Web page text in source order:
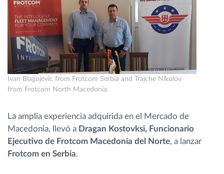
Descubrir todas las características
¿Cómo podemos ayudar en el control de la
actividad de su flota?
Ivan Blagojevic from Frotcom Serbia and Trajche Nikolov
from Frotcom North Macedonia.
La amplia experiencia adquirida en el Mercado de
Macedonia, llevó a Dragan Kostovksi, Funcionario
Ejecutivo de Frotcom Macedonia del Norte, a lanzar
Frotcom en Serbia.